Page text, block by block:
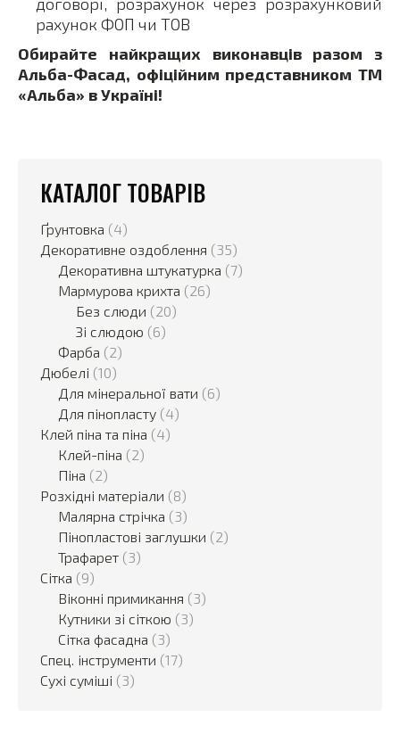
рахунок ФОП чи ТОВ
Обирайте найкращих виконавців разом з
Альба-Фасад, офіційним представником ТМ
«Альба» в Україні!
КАТАЛОГ ТОВАРІВ
Ґрунтовка (4)
Декоративне оздоблення (35)
Декоративна штукатурка (7)
Мармурова крихта (26)
Без слюди (20)
Зі слюдою (6)
Фарба (2)
Дюбелі (10)
Для мінеральної вати (6)
Для пінопласту (4)
Клей піна та піна (4)
Клей-піна (2)
Піна (2)
Розхідні матеріали (8)
Малярна стрічка (3)
Пінопластові заглушки (2)
Трафарет (3)
Сітка (9)
Віконні примикання (3)
Кутники зі сіткою (3)
Сітка фасадна (3)
Спец. інструменти (17)
Сухі суміші (3)